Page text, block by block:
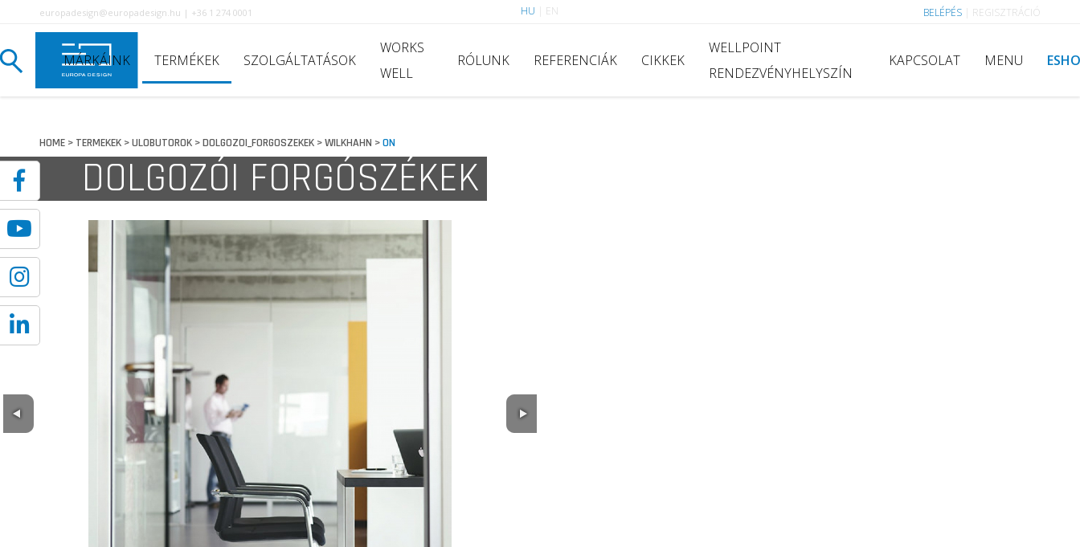
europadesign@europadesign.hu | +36 1 274 0001 HU EN BELÉPÉS REGISZTRÁCIÓ
MÁRKÁINK TERMÉKEK SZOLGÁLTATÁSOK
WORKS
WELL
RÓLUNK REFERENCIÁK CIKKEK
WELLPOINT
RENDEZVÉNYHELYSZÍN
KAPCSOLAT MENU
HOME> TERMEKEK>ULOBUTOROK>DOLGOZOI_FORGOSZEKEK>WILKHAHN >ON
DOLGOZÓI FORGÓSZÉKEK